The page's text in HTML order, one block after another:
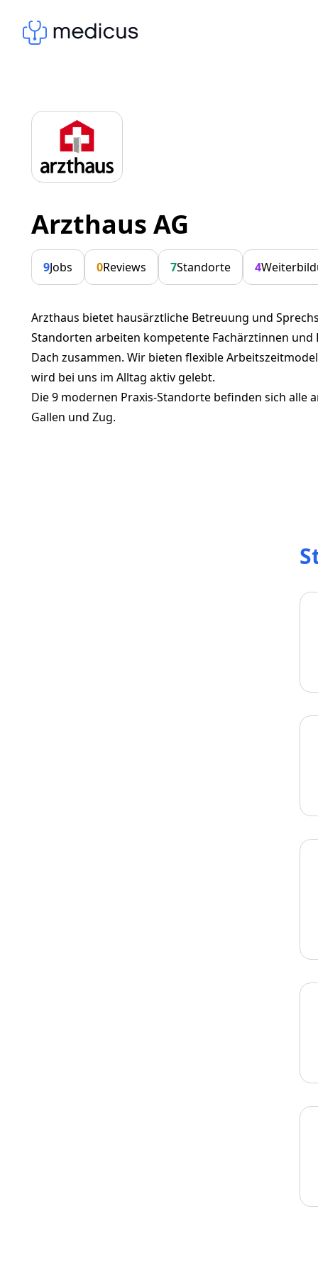
Arzthaus AG
9Jobs 0Reviews 7Standorte 4
Arzthaus bietet hausärztliche Betreuung und
Standorten arbeiten kompetente Fachärztinnen
Dach zusammen. Wir bieten flexible
wird bei uns im Alltag aktiv gelebt.
Die 9 modernen Praxis-Standorte befinden sich alle
Gallen und Zug.